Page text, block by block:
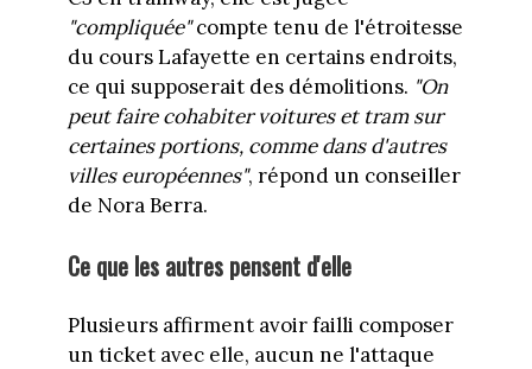
"compliquée"compte tenu de l'étroitesse
du cours Lafayette en certains endroits,
ce qui supposerait des démolitions. "On
peut faire cohabiter voitures et tram sur
certaines portions, comme dans d'autres
villes européennes", répond un conseiller
de Nora Berra.
Ce que les autres pensent d'elle
Plusieurs affirment avoir failli composer
un ticket avec elle, aucun ne l'attaque